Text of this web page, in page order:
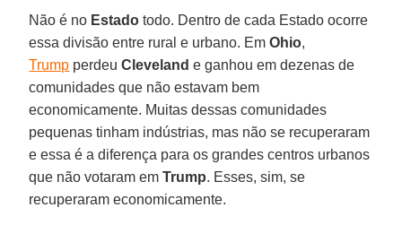
Não é no Estado todo. Dentro de cada Estado ocorre
essa divisão entre rural e urbano. EmOhio,
Trump perdeuCleveland e ganhou em dezenas de
comunidades que não estavam bem
economicamente. Muitas dessas comunidades
pequenas tinham indústrias, mas não se recuperaram
e essa é a diferença para os grandes centros urbanos
que não votaram emTrump. Esses, sim, se
recuperaram economicamente.